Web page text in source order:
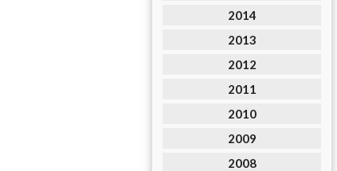
2014
2013
2012
2011
2010
2009
2008